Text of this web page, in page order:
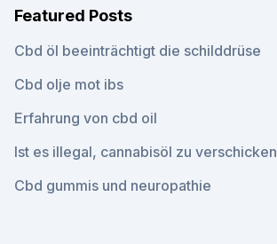
Featured Posts
Cbd öl beeinträchtigt die schilddrüse
Cbd olje mot ibs
Erfahrung von cbd oil
Ist es illegal, cannabisöl zu verschicken_
Cbd gummis und neuropathie